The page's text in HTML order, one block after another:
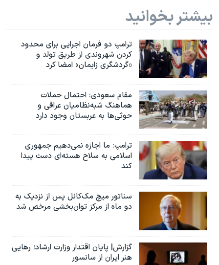
بیشتر بخوانید
ترامپ دو فرمان اجرایی برای محدود
کردن شهروندی از طریق تولد و
«گردشگری زایمان» امضا کرد
مقام سعودی: احتمال حملات
هماهنگ شبه‌نظامیان عراقی و
حوثی‌ها به عربستان وجود دارد
ترامپ: ما اجازه نمی‌دهیم جمهوری
اسلامی به سلاح هسته‌ای دست پیدا
کند
سناتور میچ مک‌کانل پس از نزدیک به
دو ماه از مرکز توان‌بخشی مرخص شد
گزارش| پایان اقتدار وزارت ارشاد؛ رهایی
هنر ایران از سانسور